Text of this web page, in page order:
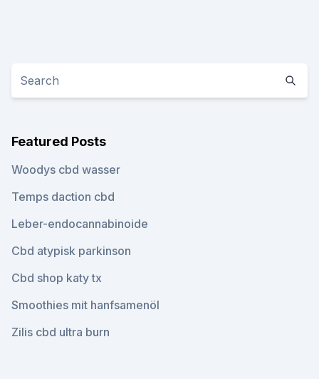
Featured Posts
Woodys cbd wasser
Temps daction cbd
Leber-endocannabinoide
Cbd atypisk parkinson
Cbd shop katy tx
Smoothies mit hanfsamenöl
Zilis cbd ultra burn